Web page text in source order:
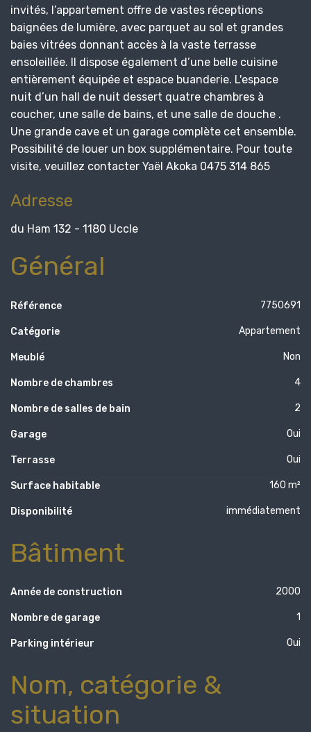
invités, l’appartement offre de vastes réceptions
baignées de lumière, avec parquet au sol et grandes
baies vitrées donnant accès à la vaste terrasse
ensoleillée. Il dispose également d’une belle cuisine
entièrement équipée et espace buanderie. L'espace
nuit d’un hall de nuit dessert quatre chambres à
coucher, une salle de bains, et une salle de douche .
Une grande cave et un garage complète cet ensemble.
Possibilité de louer un box supplémentaire. Pour toute
visite, veuillez contacter Yaël Akoka 0475 314 865
Adresse
du Ham 132 - 1180 Uccle
Général
Référence 7750691
Catégorie Appartement
Meublé Non
Nombre de chambres 4
Nombre de salles de bain 2
Garage Oui
Terrasse Oui
Surface habitable 160 m²
Disponibilité immédiatement
Bâtiment
Année de construction 2000
Nombre de garage 1
Parking intérieur Oui
Nom, catégorie &
situation